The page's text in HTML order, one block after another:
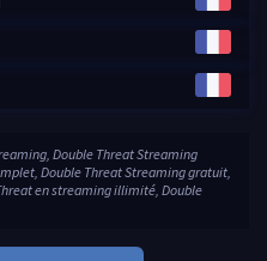
Double Threat Streaming
Double Threat Streaming gratuit,
en streaming illimité, Double